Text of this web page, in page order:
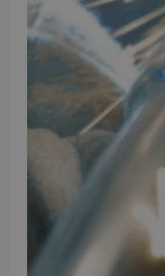
Cookie
Salgs- og
Telefontider
Mandag - Torsdag